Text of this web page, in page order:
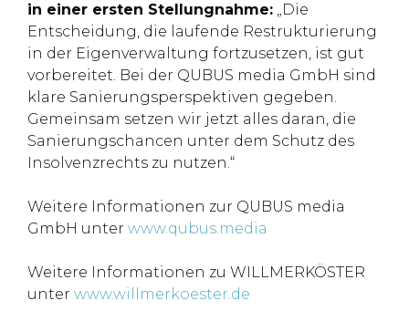
in einer ersten Stellungnahme: „Die
Entscheidung, die laufende Restrukturierung
in der Eigenverwaltung fortzusetzen, ist gut
vorbereitet. Bei der QUBUS media GmbH sind
klare Sanierungsperspektiven gegeben.
Gemeinsam setzen wir jetzt alles daran, die
Sanierungschancen unter dem Schutz des
Insolvenzrechts zu nutzen.“
Weitere Informationen zur QUBUS media
GmbH unter www.qubus.media
Weitere Informationen zu WILLMERKÖSTER
unter www.willmerkoester.de